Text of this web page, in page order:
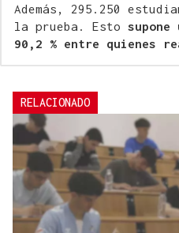
Además, 295.250
la prueba. Esto
90,2 % entre quienes
RELACIONADO